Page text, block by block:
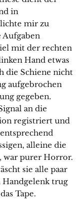
in
mir zu
mit der rechten
Hand etwas
die Schiene nicht
aufgebrochen
gegeben.
an die
registriert und
alleine die
war purer Horror.
sie alle paar
trug
Tape.